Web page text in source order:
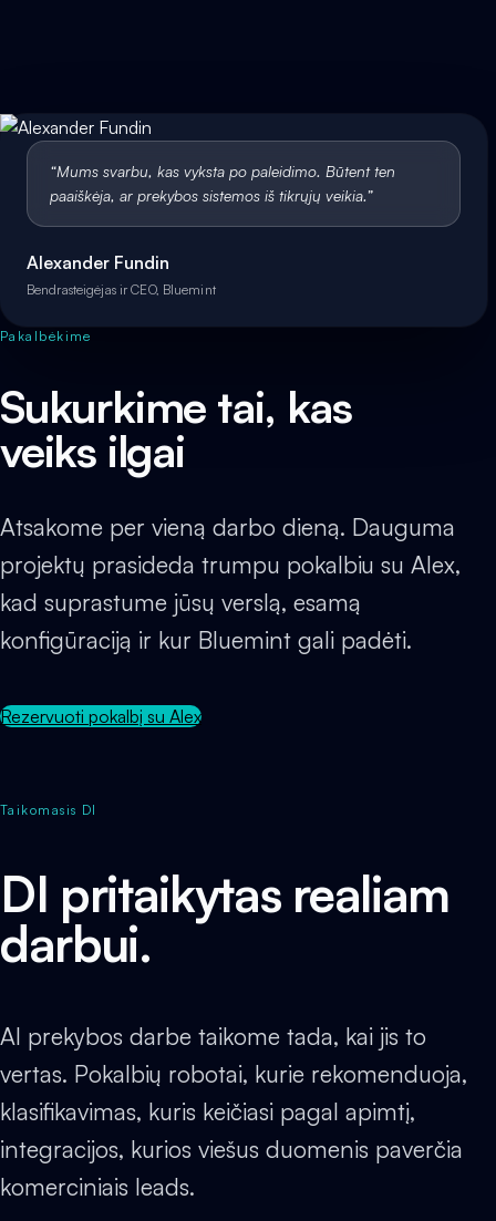
“Mums svarbu, kas vyksta po paleidimo. Būtent ten
paaiškėja, ar prekybos sistemos iš tikrųjų veikia.”
Alexander Fundin
Bendrasteigėjas ir CEO, Bluemint
Pakalbėkime
Sukurkime tai, kas
veiks ilgai
Atsakome per vieną darbo dieną. Dauguma
projektų prasideda trumpu pokalbiu su Alex,
kad suprastume jūsų verslą, esamą
konfigūraciją ir kur Bluemint gali padėti.
Rezervuoti pokalbį su Alex
Taikomasis DI
DI pritaikytas realiam
darbui.
AI prekybos darbe taikome tada, kai jis to
vertas. Pokalbių robotai, kurie rekomenduoja,
klasifikavimas, kuris keičiasi pagal apimtį,
integracijos, kurios viešus duomenis paverčia
komerciniais leads.